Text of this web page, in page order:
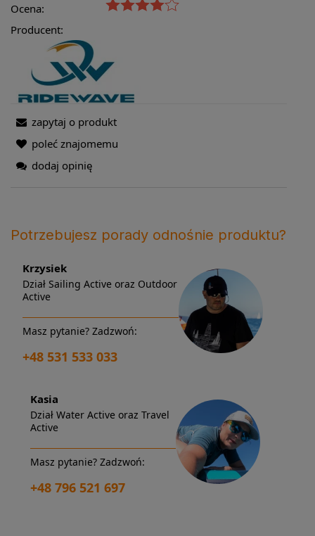
Ocena:
Producent:
zapytaj o produkt
poleć znajomemu
dodaj opinię
Potrzebujesz porady odnośnie produktu?
Krzysiek
Dział Sailing Active oraz Outdoor
Active
Masz pytanie? Zadzwoń:
+48 531 533 033
Kasia
Dział Water Active oraz Travel
Active
Masz pytanie? Zadzwoń:
+48 796 521 697